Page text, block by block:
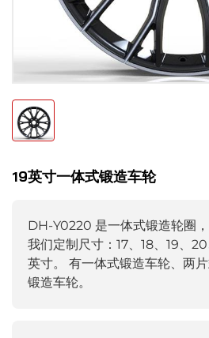
19英寸一体式锻造车轮
DH-Y0220 是一体式锻造轮圈
我们定制尺寸：17、18、19、
英寸。 有一体式锻造车轮、两
锻造车轮。